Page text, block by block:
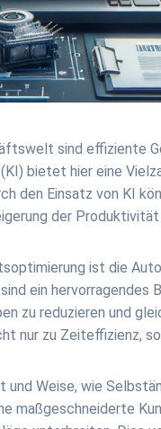
sind effiziente
bietet hier eine
den Einsatz von KI
der
ist die
ein hervorragendes
zu reduzieren und
nur zu Zeiteffizienz,
und Weise, wie
maßgeschneiderte